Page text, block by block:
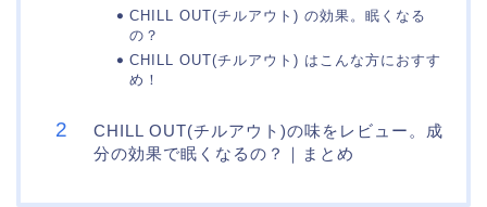
CHILL OUT(チルアウト) の効果。眠くなる
の？
CHILL OUT(チルアウト) はこんな方におすす
め！
CHILL OUT(チルアウト)の味をレビュー。成
分の効果で眠くなるの？｜まとめ